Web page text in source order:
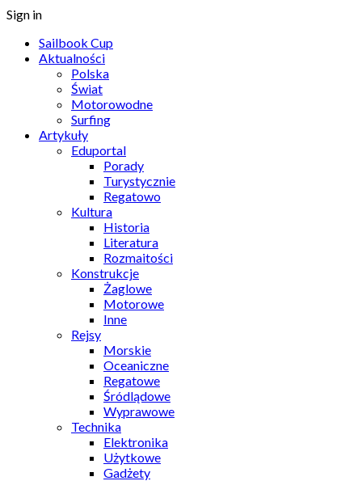
Sign in
Sailbook Cup
Aktualności
Polska
Świat
Motorowodne
Surfing
Artykuły
Eduportal
Porady
Turystycznie
Regatowo
Kultura
Historia
Literatura
Rozmaitości
Konstrukcje
Żaglowe
Motorowe
Inne
Rejsy
Morskie
Oceaniczne
Regatowe
Śródlądowe
Wyprawowe
Technika
Elektronika
Użytkowe
Gadżety